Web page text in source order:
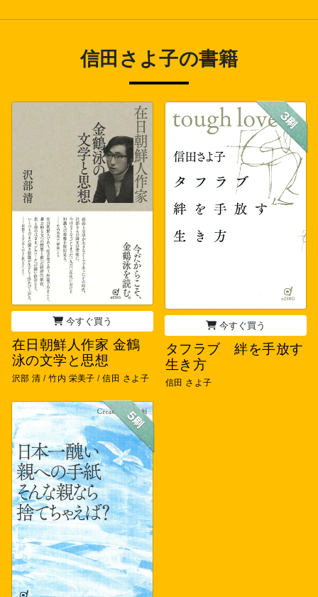
信田さよ子の書籍
今すぐ買う
在日朝鮮人作家 金鶴
泳の文学と思想
沢部 清 /竹内 栄美子 /信田 さよ子
今すぐ買う
タフラブ 絆を手放す
生き方
信田 さよ子